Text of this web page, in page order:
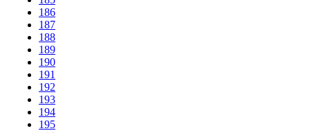
186
187
188
189
190
191
192
193
194
195